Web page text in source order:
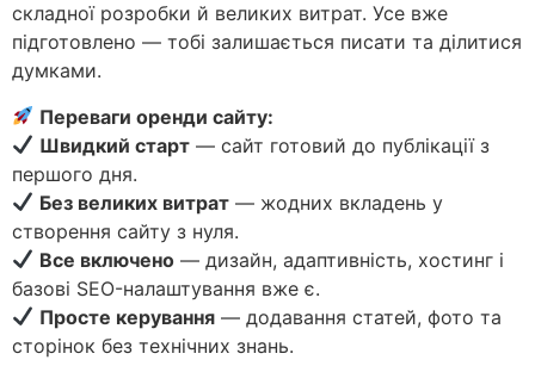
складної розробки й великих витрат. Усе вже
підготовлено — тобі залишається писати та ділитися
думками.
Переваги оренди сайту:
Швидкий старт — сайт готовий до публікації з
першого дня.
Без великих витрат — жодних вкладень у
створення сайту з нуля.
Все включено — дизайн, адаптивність, хостинг і
базові SEO-налаштування вже є.
Просте керування — додавання статей, фото та
сторінок без технічних знань.